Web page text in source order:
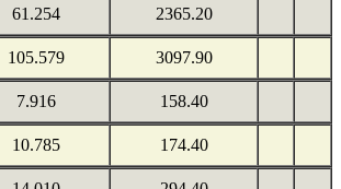
61.254 2365.20
105.579 3097.90
7.916 158.40
10.785 174.40